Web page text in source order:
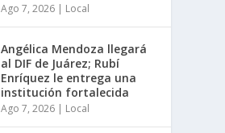
Ago 7, 2026 | Local
Angélica Mendoza llegará
al DIF de Juárez; Rubí
Enríquez le entrega una
institución fortalecida
Ago 7, 2026 | Local